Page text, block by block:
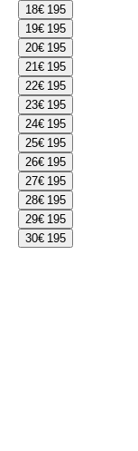
18€ 195
19€ 195
20€ 195
21€ 195
22€ 195
23€ 195
24€ 195
25€ 195
26€ 195
27€ 195
28€ 195
29€ 195
30€ 195